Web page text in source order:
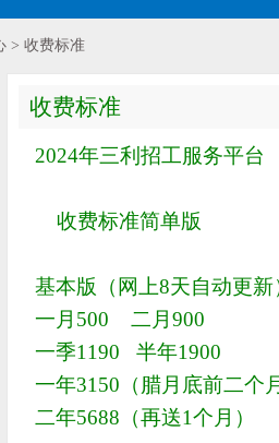
> 收费标准
收费标准
2024年三利招工服务平台
收费标准简单版
基本版（网上8天自动更新
一月500 二月900
一季1190 半年1900
一年3150（腊月底前二个
二年5688（再送1个月）